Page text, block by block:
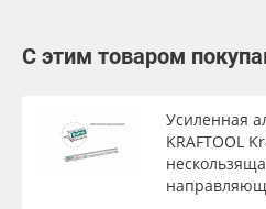
С этим товаром
Усиленная
KRAFTOOL